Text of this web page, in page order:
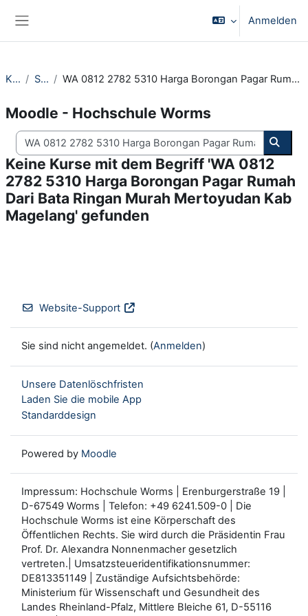
Anmelden
Kurse Suchen WA 0812 2782 5310 Harga Borongan Pagar Rumah Dari Bata Ringan Murah Mertoyudan Kab Magelang
Moodle - Hochschule Worms
Kurse suchen
Kurse
Keine Kurse mit dem Begriff 'WA 0812
2782 5310 Harga Borongan Pagar Rumah
Dari Bata Ringan Murah Mertoyudan Kab
Magelang' gefunden
Website-Support
Sie sind nicht angemeldet. (Anmelden)
Unsere Datenlöschfristen
Laden Sie die mobile App
Standarddesign
Powered by Moodle
Impressum: Hochschule Worms | Erenburgerstraße 19 |
D-67549 Worms | Telefon: +49 6241.509-0 | Die
Hochschule Worms ist eine Körperschaft des
Öffentlichen Rechts. Sie wird durch die Präsidentin Frau
Prof. Dr. Alexandra Nonnenmacher gesetzlich
vertreten.| Umsatzsteueridentifikationsnummer:
DE813351149 | Zuständige Aufsichtsbehörde:
Ministerium für Wissenschaft und Gesundheit des
Landes Rheinland-Pfalz, Mittlere Bleiche 61, D-55116